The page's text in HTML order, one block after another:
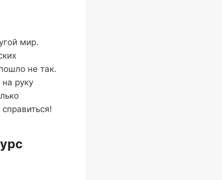
мир.
не так.
руку